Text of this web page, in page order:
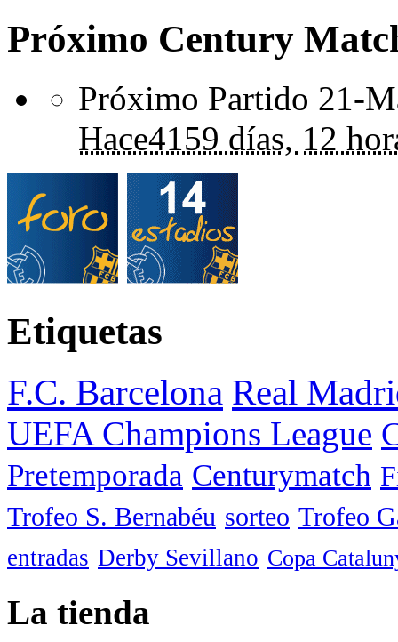
Próximo Century
Próximo Partido 21-
Hace4159 días, 12
Etiquetas
F.C. Barcelona Real
UEFA Champions League
Pretemporada Centurymatch
Trofeo S. Bernabéu sorteo Trofeo
entradas Derby Sevillano Copa
La tienda